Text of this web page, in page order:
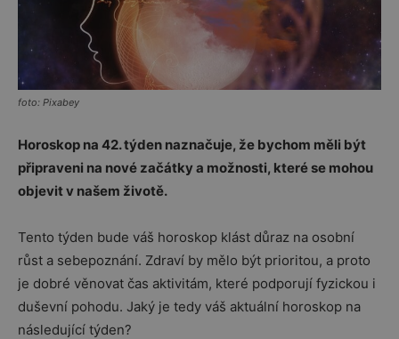
foto: Pixabey
Horoskop na 42. týden naznačuje, že bychom měli být
připraveni na nové začátky a možnosti, které se mohou
objevit v našem životě.
Tento týden bude váš horoskop klást důraz na osobní
růst a sebepoznání. Zdraví by mělo být prioritou, a proto
je dobré věnovat čas aktivitám, které podporují fyzickou i
duševní pohodu. Jaký je tedy váš aktuální horoskop na
následující týden?